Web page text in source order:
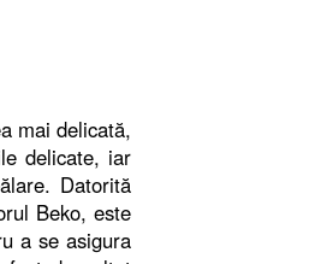
mai delicată,
delicate, iar
Datorită
Beko, este
a se asigura